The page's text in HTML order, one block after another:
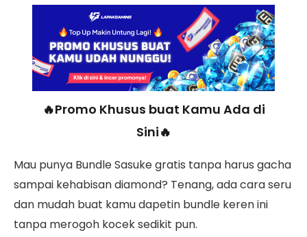
🔥Promo Khusus buat Kamu Ada di
Sini🔥
Mau punya Bundle Sasuke gratis tanpa harus gacha
sampai kehabisan diamond? Tenang, ada cara seru
dan mudah buat kamu dapetin bundle keren ini
tanpa merogoh kocek sedikit pun.